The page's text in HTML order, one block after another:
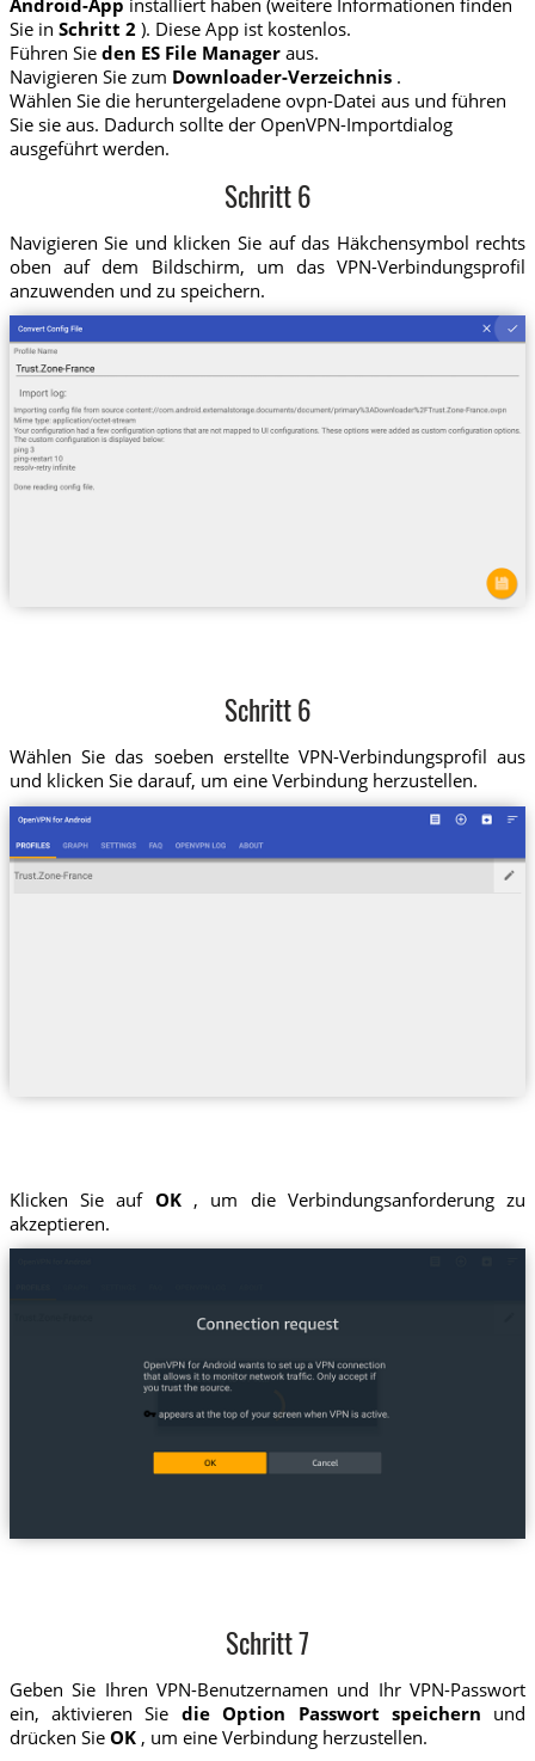
Sie in Schritt 2 ). Diese App ist kostenlos.
Führen Sie den ES File Manageraus.
Navigieren Sie zum Downloader-Verzeichnis.
Wählen Sie die heruntergeladene ovpn-Datei aus und führen
Sie sie aus. Dadurch sollte der OpenVPN-Importdialog
ausgeführt werden.
Schritt 6
Navigieren Sie und klicken Sie auf das Häkchensymbol rechts
oben auf dem Bildschirm, um das VPN-Verbindungsprofil
anzuwenden und zu speichern.
Schritt 6
Wählen Sie das soeben erstellte VPN-Verbindungsprofil aus
und klicken Sie darauf, um eine Verbindung herzustellen.
Klicken Sie auf OK, um die Verbindungsanforderung zu
akzeptieren.
Schritt 7
Geben Sie Ihren VPN-Benutzernamen und Ihr VPN-Passwort
ein, aktivieren Sie die Option Passwort speichern und
drücken Sie OK, um eine Verbindung herzustellen.